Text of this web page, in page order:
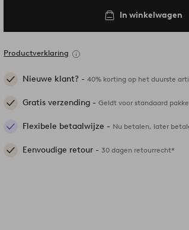
In winkelwagen
Productverklaring
Nieuwe klant? -40% korting op het duurste
Gratis verzending -Geldt voor standaard
Flexibele betaalwijze - Nu betalen, later
Eenvoudige retour -30 dagen retourrecht*